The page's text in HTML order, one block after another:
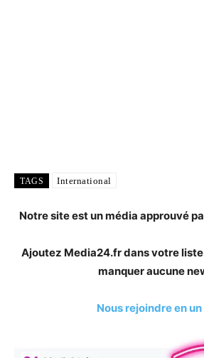
TAGS International
Notre site est un média approuvé
Ajoutez Media24.fr dans votre
manquer aucune
Nous rejoindre en